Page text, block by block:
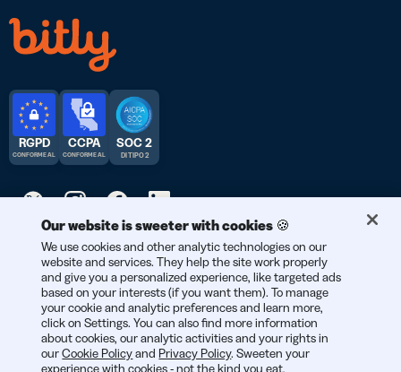
© 2026 Bitly | Realizzato con amore a New York City, Berlino e in
tutto il mondo.
RGPD
CONFORME AL
CCPA
CONFORME AL
SOC 2
DI TIPO 2
Our website is sweeter with cookies 🍪
We use cookies and other analytic technologies on our
website and services. They help the site work properly
and give you a personalized experience, like targeted ads
based on your interests (if you want them). To manage
your cookie and analytic preferences and learn more,
click on Settings. You can also find more information
about cookies, our analytic activities and your rights in
ourCookie Policyand Privacy Policy. Sweeten your
experience with cookies - not the kind you eat,